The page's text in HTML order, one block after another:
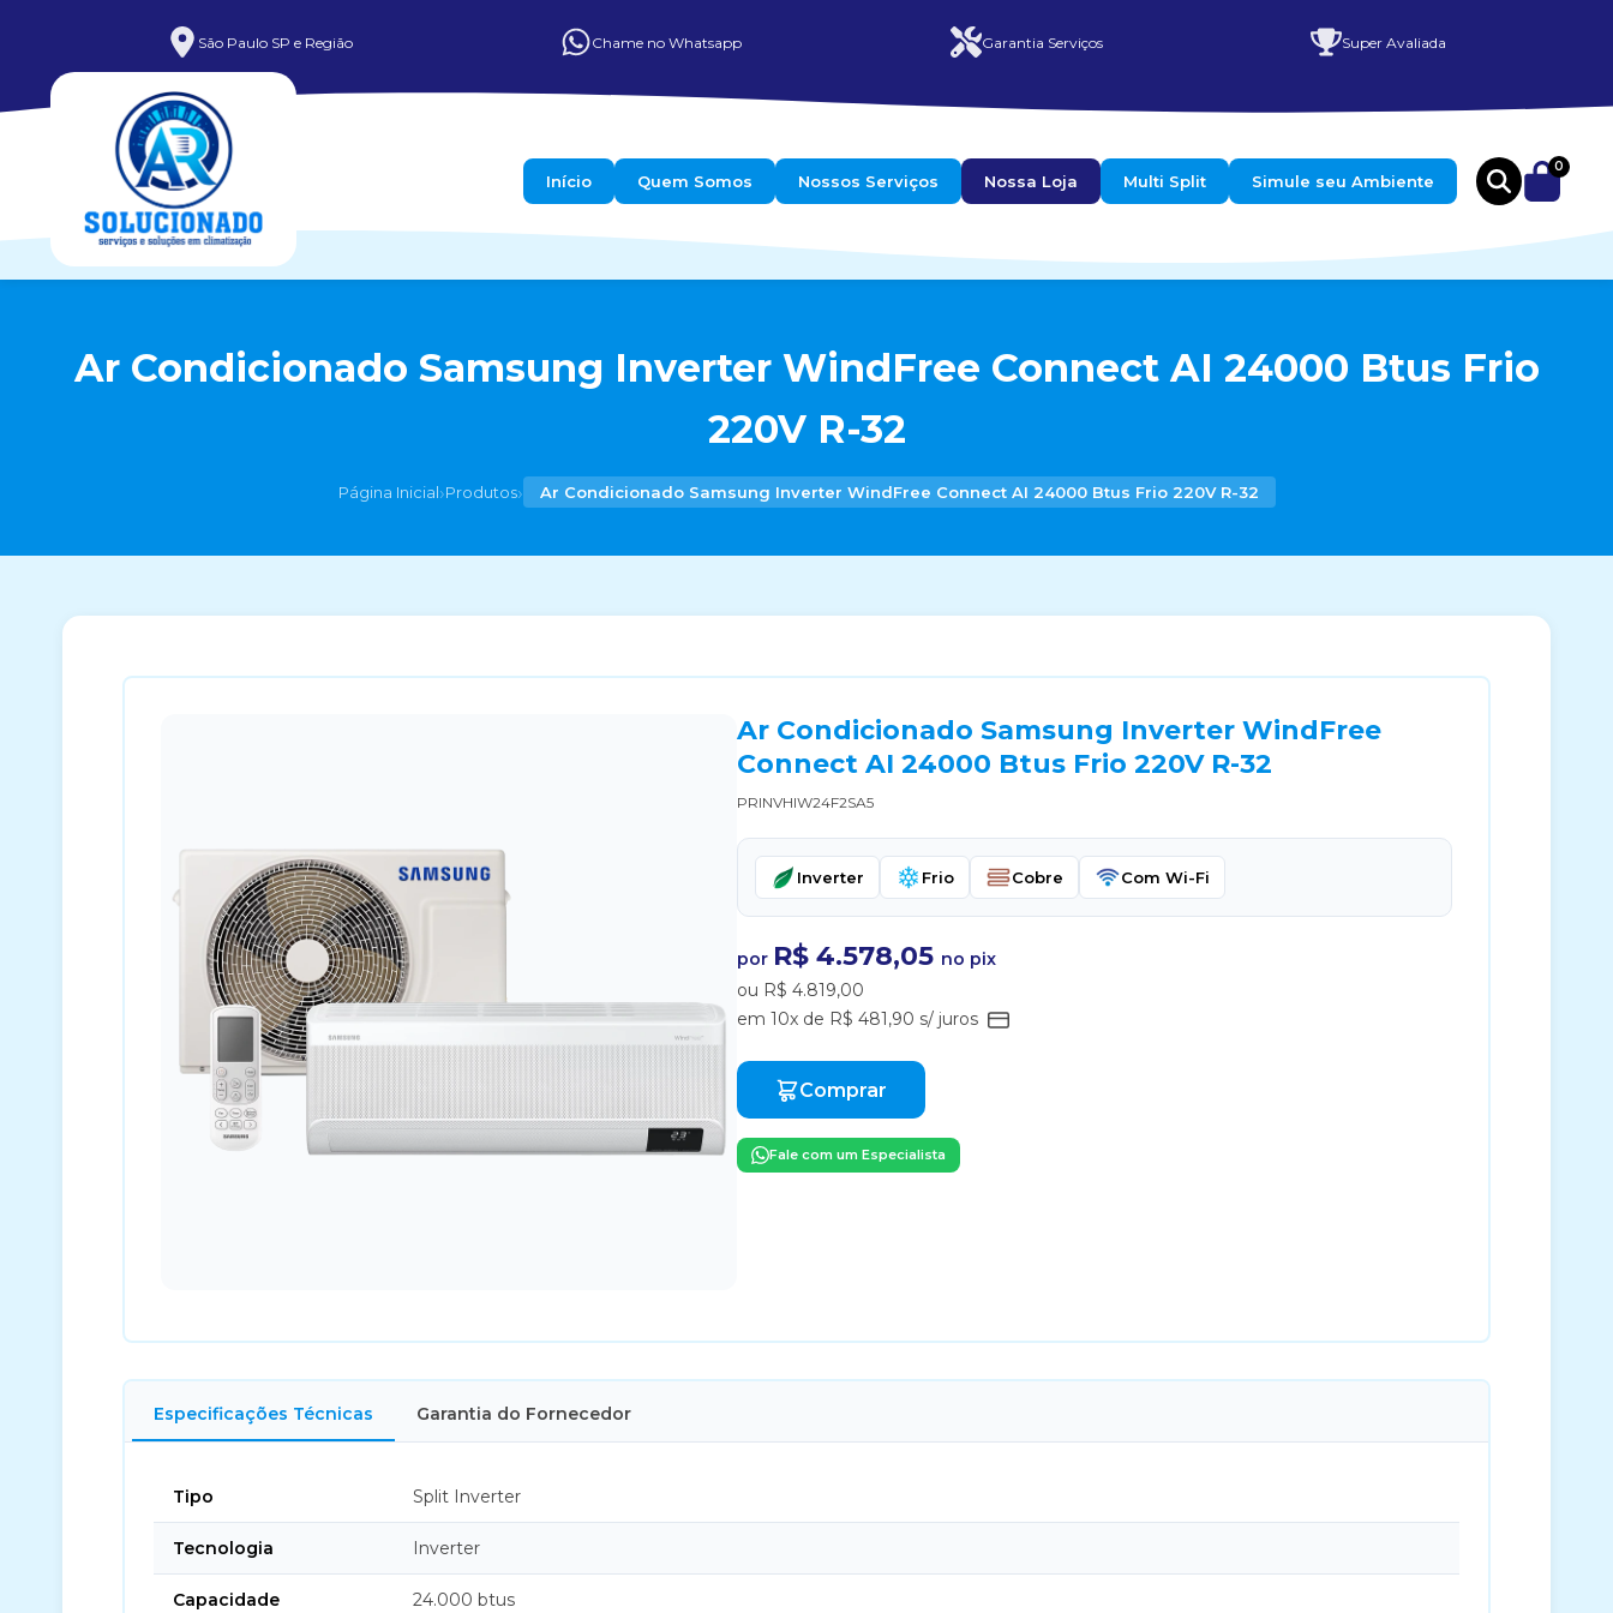
São Paulo SP e Região Chame no Whatsapp Garantia Serviços Super Avaliada
Início Quem Somos Nossos Serviços Nossa Loja Multi Split Simule seu Ambiente
0
Ar Condicionado Samsung Inverter WindFree Connect AI 24000 Btus Frio
220V R-32
Página Inicial›Produtos› Ar Condicionado Samsung Inverter WindFree Connect AI 24000 Btus Frio 220V R-32
Ar Condicionado Samsung Inverter WindFree
Connect AI 24000 Btus Frio 220V R-32
PRINVHIW24F2SA5
Inverter Frio Cobre Com Wi-Fi
por R$ 4.578,05 no pix
ou R$ 4.819,00
em 10x de R$ 481,90 s/ juros
Comprar
Fale com um Especialista
Especificações Técnicas Garantia do Fornecedor
Tipo Split Inverter
Tecnologia Inverter
Capacidade 24.000 btus